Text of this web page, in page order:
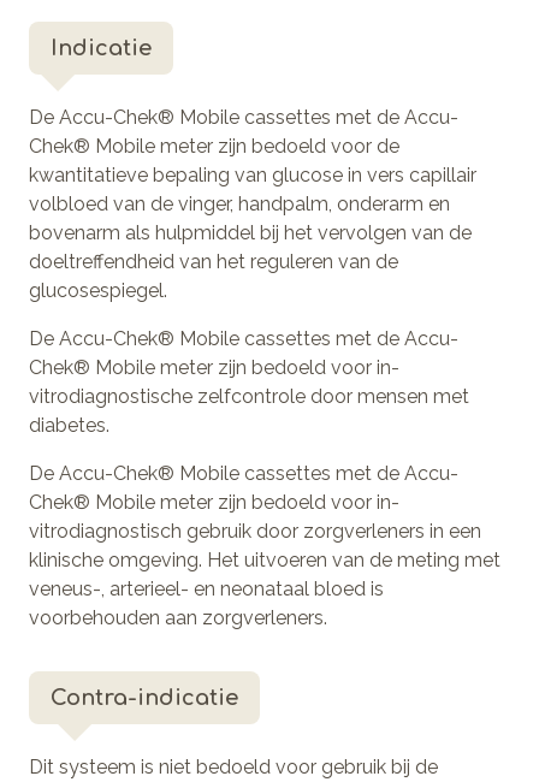
Indicatie
De Accu-Chek® Mobile cassettes met de Accu-
Chek® Mobile meter zijn bedoeld voor de
kwantitatieve bepaling van glucose in vers capillair
volbloed van de vinger, handpalm, onderarm en
bovenarm als hulpmiddel bij het vervolgen van de
doeltreffendheid van het reguleren van de
glucosespiegel.
De Accu-Chek® Mobile cassettes met de Accu-
Chek® Mobile meter zijn bedoeld voor in-
vitrodiagnostische zelfcontrole door mensen met
diabetes.
De Accu-Chek® Mobile cassettes met de Accu-
Chek® Mobile meter zijn bedoeld voor in-
vitrodiagnostisch gebruik door zorgverleners in een
klinische omgeving. Het uitvoeren van de meting met
veneus-, arterieel- en neonataal bloed is
voorbehouden aan zorgverleners.
Contra-indicatie
Dit systeem is niet bedoeld voor gebruik bij de